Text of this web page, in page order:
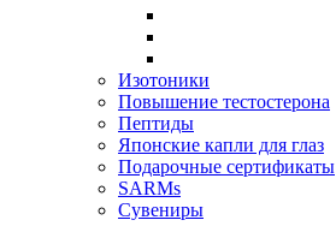
Изотоники
Повышение тестостерона
Пептиды
Японские капли для глаз
Подарочные сертификаты
SARMs
Сувениры